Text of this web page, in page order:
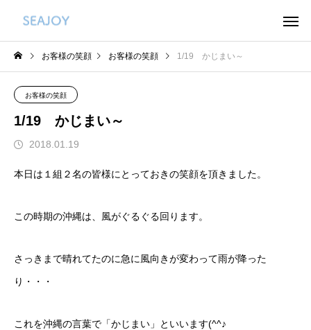
お客様の笑顔 お客様の笑顔 1/19 かじまい～
お客様の笑顔
1/19 かじまい～
2018.01.19
本日は１組２名の皆様にとっておきの笑顔を頂きました。
この時期の沖縄は、風がぐるぐる回ります。
さっきまで晴れてたのに急に風向きが変わって雨が降った
り・・・
これを沖縄の言葉で「かじまい」といいます(^^♪